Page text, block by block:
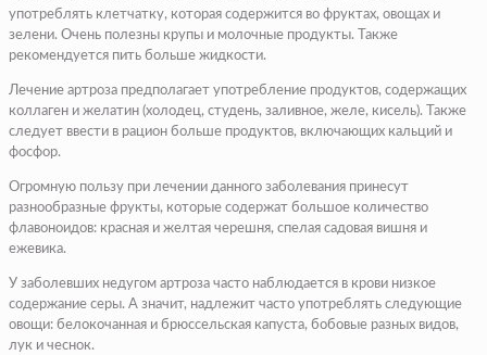
употреблять клетчатку, которая содержится во фруктах, овощах и
зелени. Очень полезны крупы и молочные продукты. Также
рекомендуется пить больше жидкости.
Лечение артроза предполагает употребление продуктов, содержащих
коллаген и желатин (холодец, студень, заливное, желе, кисель). Также
следует ввести в рацион больше продуктов, включающих кальций и
фосфор.
Огромную пользу при лечении данного заболевания принесут
разнообразные фрукты, которые содержат большое количество
флавоноидов: красная и желтая черешня, спелая садовая вишня и
ежевика.
У заболевших недугом артроза часто наблюдается в крови низкое
содержание серы. А значит, надлежит часто употреблять следующие
овощи: белокочанная и брюссельская капуста, бобовые разных видов,
лук и чеснок.